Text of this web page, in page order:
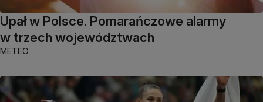
Upał w Polsce. Pomarańczowe alarmy
w trzech województwach
METEO